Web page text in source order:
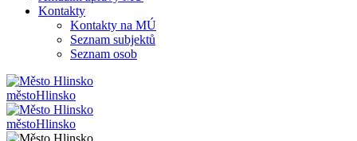
Kontakty
Kontakty na MÚ
Seznam subjektů
Seznam osob
městoHlinsko
městoHlinsko